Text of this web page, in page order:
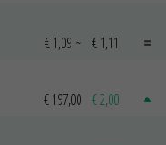
€ 1,09 ~ € 1,11
€ 197,00 € 2,00